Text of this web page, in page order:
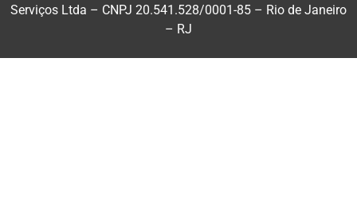
Serviços Ltda – CNPJ 20.541.528/0001-85 – Rio de Janeiro
– RJ